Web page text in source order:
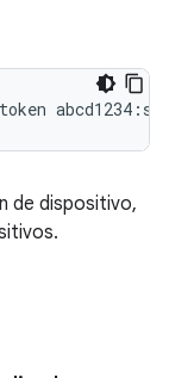
de dispositivo,